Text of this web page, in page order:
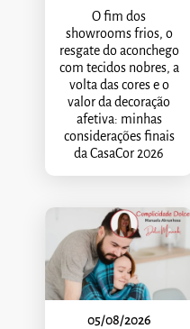
O fim dos
showrooms frios, o
resgate do aconchego
com tecidos nobres, a
volta das cores e o
valor da decoração
afetiva: minhas
considerações finais
da CasaCor 2026
05/08/2026